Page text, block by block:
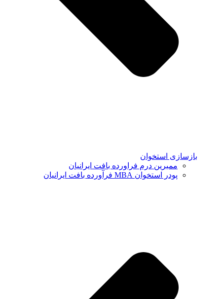
بازسازی استخوان
ممبرین درم فراورده بافت ایرانیان
پودر استخوان MBA فرآورده بافت ایرانیان